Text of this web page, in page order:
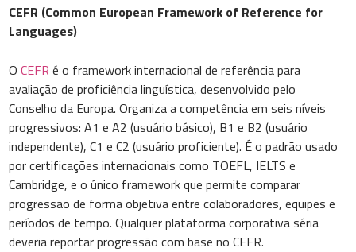
CEFR (Common European Framework of Reference for
Languages)
O CEFR é o framework internacional de referência para
avaliação de proficiência linguística, desenvolvido pelo
Conselho da Europa. Organiza a competência em seis níveis
progressivos: A1 e A2 (usuário básico), B1 e B2 (usuário
independente), C1 e C2 (usuário proficiente). É o padrão usado
por certificações internacionais como TOEFL, IELTS e
Cambridge, e o único framework que permite comparar
progressão de forma objetiva entre colaboradores, equipes e
períodos de tempo. Qualquer plataforma corporativa séria
deveria reportar progressão com base no CEFR.